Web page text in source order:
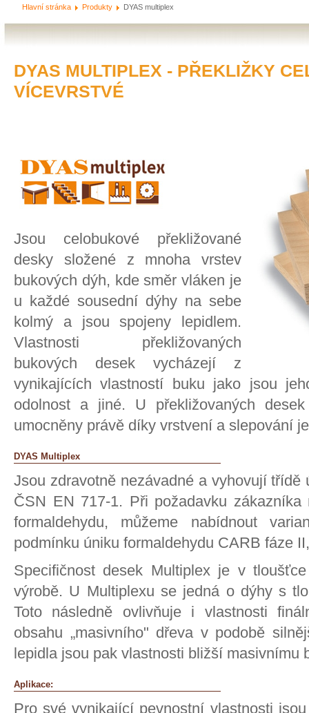
Hlavní stránka Produkty DYAS multiplex
DYAS MULTIPLEX - PŘEKLIŽKY
VÍCEVRSTVÉ
Jsou celobukové překližované
desky složené z mnoha vrstev
bukových dýh, kde směr vláken je
u každé sousední dýhy na sebe
kolmý a jsou spojeny lepidlem.
Vlastnosti překližovaných
bukových desek vycházejí z
vynikajících vlastností buku jako jsou
odolnost a jiné. U překližovaných
umocněny právě díky vrstvení a slepování
DYAS Multiplex
Jsou zdravotně nezávadné a vyhovují třídě
ČSN EN 717-1. Při požadavku
formaldehydu, můžeme nabídnout
podmínku úniku formaldehydu CARB fáze
Specifičnost desek Multiplex je v
výrobě. U Multiplexu se jedná o dýhy s
Toto následně ovlivňuje i vlastnosti
obsahu „masivního" dřeva v podobě
lepidla jsou pak vlastnosti bližší masivnímu
Aplikace:
Pro své vynikající pevnostní vlastnosti